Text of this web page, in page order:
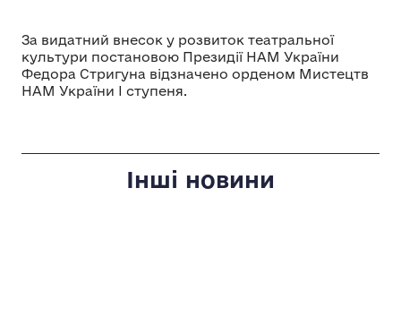
За видатний внесок у розвиток театральної
культури постановою Президії НАМ України
Федора Стригуна відзначено орденом Мистецтв
НАМ України І ступеня.
Інші новини